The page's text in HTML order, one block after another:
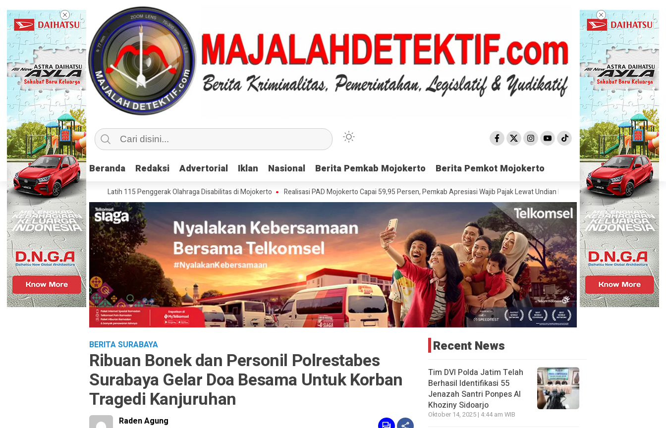
Beranda Redaksi Advertorial Iklan Nasional Berita Pemkab Mojokerto Berita Pemkot Mojokerto
Beranda Redaksi Advertorial Iklan Nasional Berita Pemkab Mojokerto Berita Pemkot Mojokerto
Inklusif, Kemenpora Latih 115 Penggerak Olahraga Disabilitas di Mojokerto Realisasi PAD Mojokerto Capai 59,95 Persen, Pemkab Apresiasi Wajib Pajak Lewat Undian PKB Satpol PP Mojokerto Sisir 15 Titik,
BERITA SURABAYA
Ribuan Bonek dan Personil Polrestabes
Surabaya Gelar Doa Besama Untuk Korban
Tragedi Kanjuruhan
Raden Agung
Recent News
Tim DVI Polda Jatim Telah
Berhasil Identifikasi 55
Jenazah Santri Ponpes Al
Khoziny Sidoarjo
Oktober 14, 2025 | 4:44 am WIB